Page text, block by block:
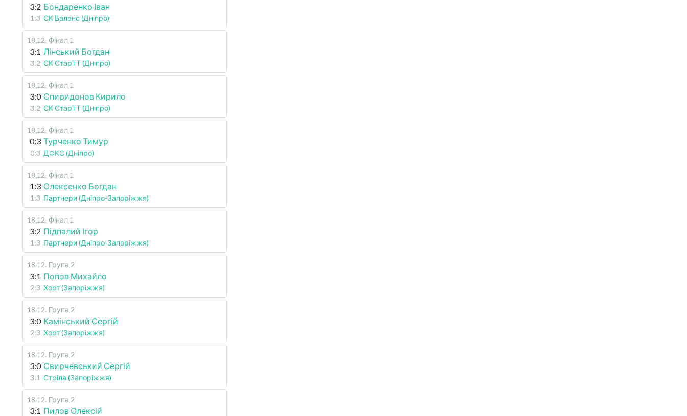
3:2 Бондаренко Іван
1:3 СК Баланс (Дніпро)
18.12. Фінал 1
3:1 Лінський Богдан
3:2 СК СтарТТ (Дніпро)
18.12. Фінал 1
3:0 Спиридонов Кирило
3:2 СК СтарТТ (Дніпро)
18.12. Фінал 1
0:3 Турченко Тимур
0:3 ДФКС (Дніпро)
18.12. Фінал 1
1:3 Олексенко Богдан
1:3 Партнери (Дніпро-Запоріжжя)
18.12. Фінал 1
3:2 Підпалий Ігор
1:3 Партнери (Дніпро-Запоріжжя)
18.12. Група 2
3:1 Попов Михайло
2:3 Хорт (Запоріжжя)
18.12. Група 2
3:0 Камінський Сергій
2:3 Хорт (Запоріжжя)
18.12. Група 2
3:0 Свирчевський Сергій
3:1 Стріла (Запоріжжя)
18.12. Група 2
3:1 Пилов Олексій